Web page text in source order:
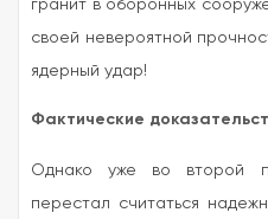
гранит в оборонных
своей невероятной
ядерный удар!
Фактические
Однако уже во второй
перестал считаться